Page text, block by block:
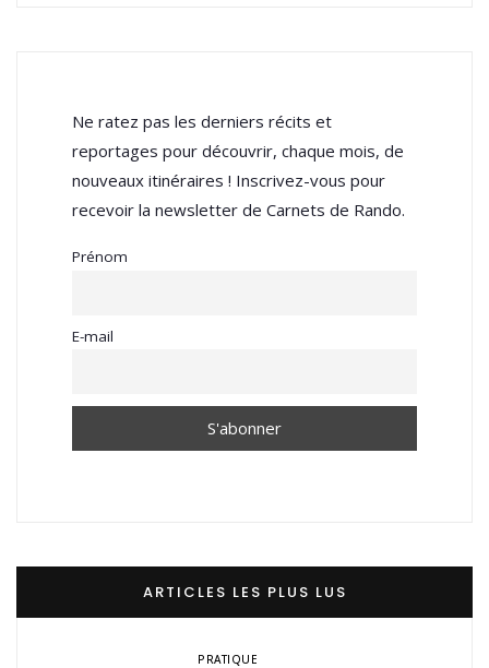
Ne ratez pas les derniers récits et
reportages pour découvrir, chaque mois, de
nouveaux itinéraires ! Inscrivez-vous pour
recevoir la newsletter de Carnets de Rando.
Prénom
E-mail
ARTICLES LES PLUS LUS
PRATIQUE